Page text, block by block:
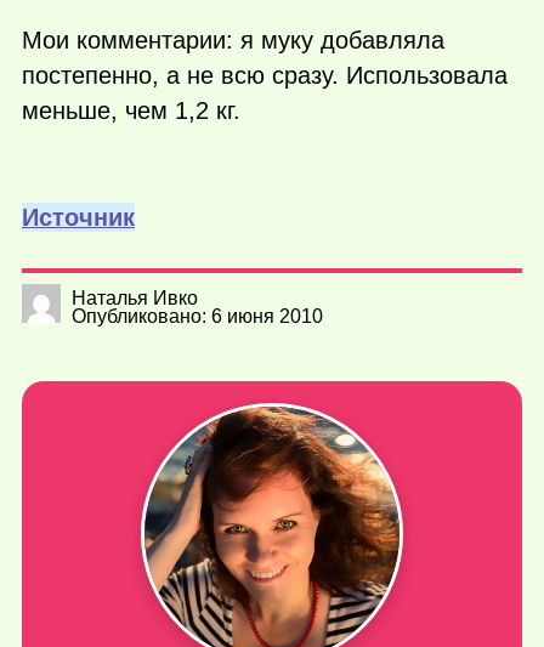
Мои комментарии: я муку добавляла
постепенно, а не всю сразу. Использовала
меньше, чем 1,2 кг.
Источник
Наталья Ивко
Опубликовано: 6 июня 2010